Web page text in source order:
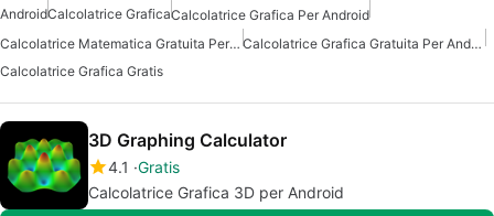
AndroidCalcolatrice GraficaCalcolatrice Grafica Per Android
Calcolatrice Matematica Gratuita Per Android
Calcolatrice Grafica Gratuita Per Android
Calcolatrice Grafica Gratis
3D Graphing Calculator
4.1 Gratis
Calcolatrice Grafica 3D per Android